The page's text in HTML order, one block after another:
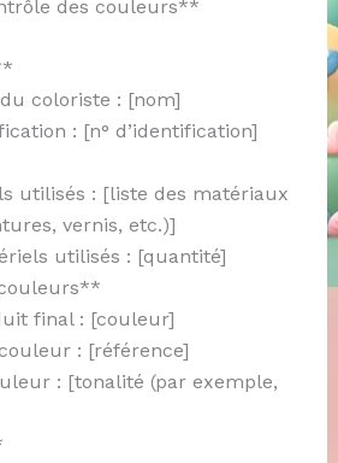
des couleurs**
coloriste : [nom]
: [n° d’identification]
utilisés : [liste des matériaux
vernis, etc.)]
utilisés : [quantité]
final : [couleur]
: [référence]
: [tonalité (par exemple,